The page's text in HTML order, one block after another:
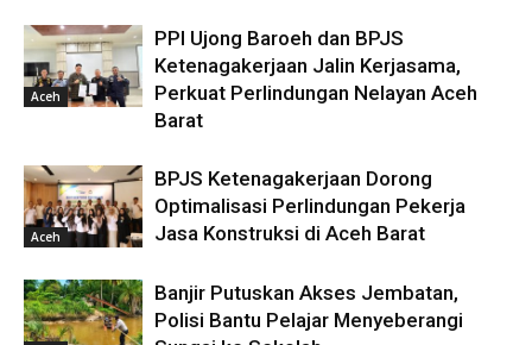
Aceh
PPI Ujong Baroeh dan BPJS
Ketenagakerjaan Jalin Kerjasama,
Perkuat Perlindungan Nelayan Aceh
Barat
Aceh
BPJS Ketenagakerjaan Dorong
Optimalisasi Perlindungan Pekerja
Jasa Konstruksi di Aceh Barat
Banjir Putuskan Akses Jembatan,
Polisi Bantu Pelajar Menyeberangi